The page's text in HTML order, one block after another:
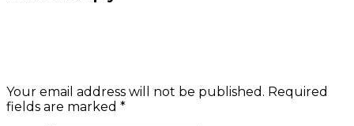
Your email address will not be published. Required
fields are marked *